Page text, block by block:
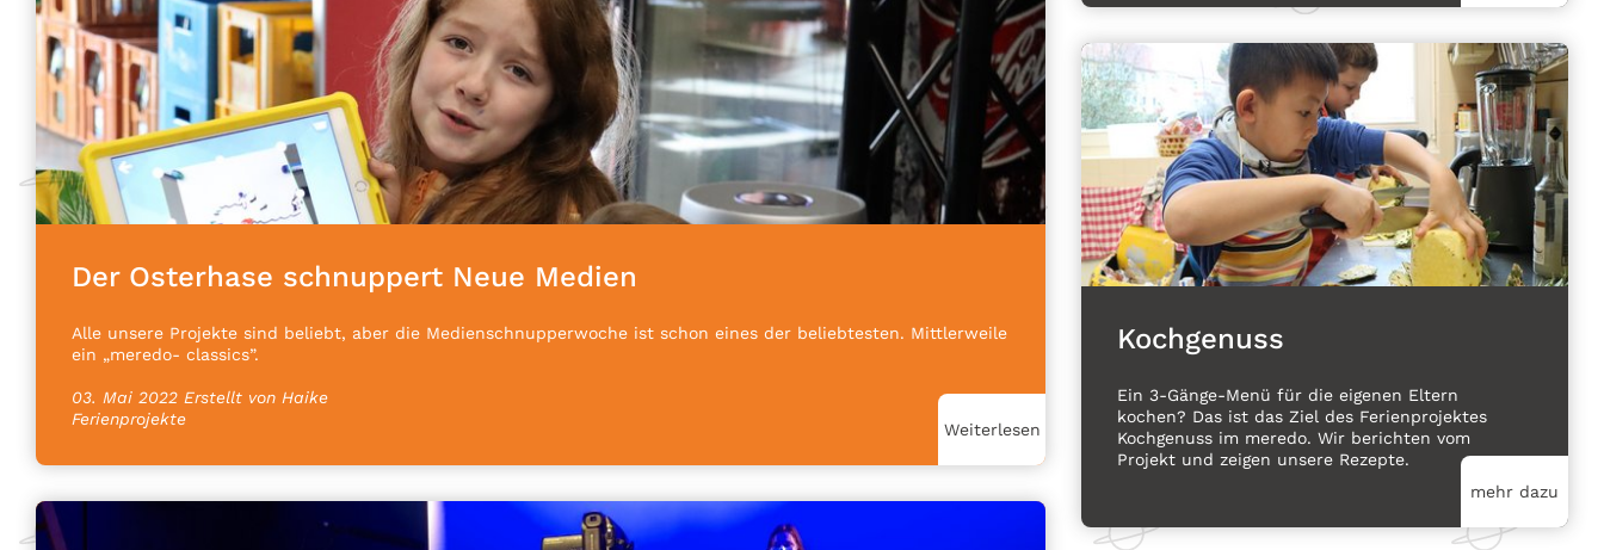
Der Osterhase schnuppert Neue Medien
Alle unsere Projekte sind beliebt, aber die Medienschnupperwoche ist schon eines der beliebtesten. Mittlerweile
ein „meredo- classics”.
03. Mai 2022 Erstellt von Haike
Ferienprojekte
Weiterlesen
Kochgenuss
Ein 3-Gänge-Menü für die eigenen Eltern
kochen? Das ist das Ziel des Ferienprojektes
Kochgenuss im meredo. Wir berichten vom
Projekt und zeigen unsere Rezepte.
mehr dazu